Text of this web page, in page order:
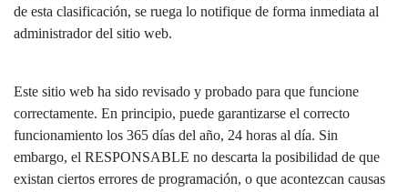
de esta clasificación, se ruega lo notifique de forma inmediata al
administrador del sitio web.
Este sitio web ha sido revisado y probado para que funcione
correctamente. En principio, puede garantizarse el correcto
funcionamiento los 365 días del año, 24 horas al día. Sin
embargo, el RESPONSABLE no descarta la posibilidad de que
existan ciertos errores de programación, o que acontezcan causas